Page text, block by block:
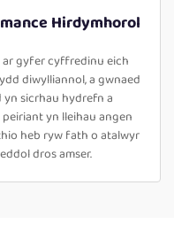
Hirdymhorol
gyfer cyffredinu eich
diwylliannol, a gwnaed
sicrhau hydrefn a
yn lleihau angen
heb ryw fath o atalwyr
dros amser.